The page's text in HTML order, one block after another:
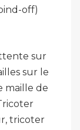
off)
sur
sur le
maille de
tricoter